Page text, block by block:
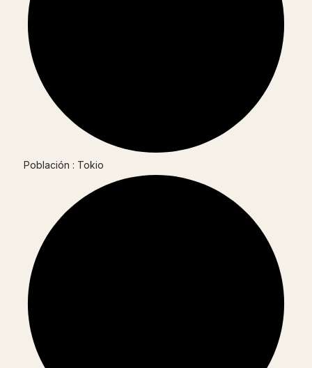
Población : Tokio